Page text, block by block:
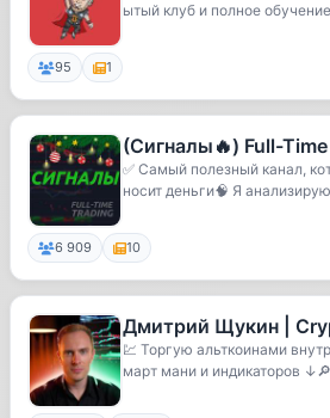
ытый клуб и полное
95 1
(Сигналы🔥) Full-
✅ Самый полезный канал,
носит деньги🧠 Я
6 909 10
Дмитрий Щукин |
💹 Торгую альткоинами
март мани и индикаторов